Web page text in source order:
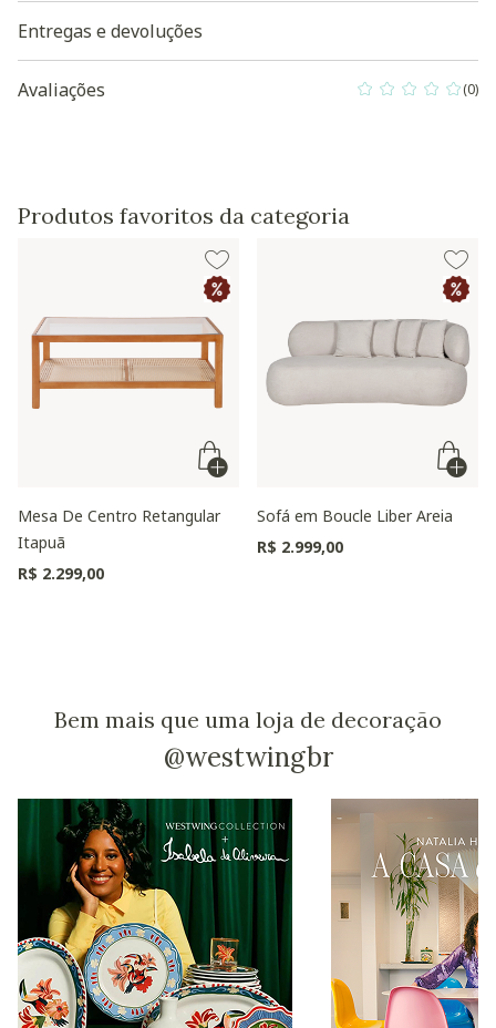
Baixe aqui a modelagem 3D do produto
Entregas e devoluções
Avaliações 0 out of 5 (0)
Produtos favoritos da categoria
Mesa De Centro Retangular
Itapuã
R$ 2.299,00
Sofá em Boucle Liber Areia
R$ 2.999,00
Bem mais que uma loja de decoração
@westwingbr